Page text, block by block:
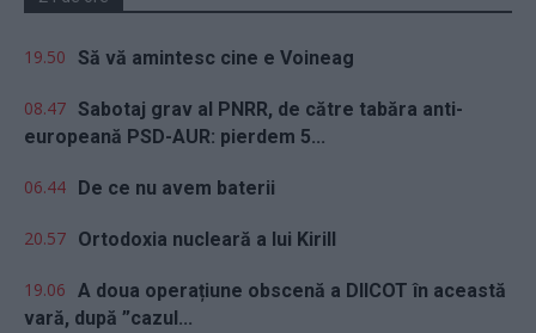
19.50 Să vă amintesc cine e Voineag
08.47 Sabotaj grav al PNRR, de către tabăra anti-
europeană PSD-AUR: pierdem 5...
06.44 De ce nu avem baterii
20.57 Ortodoxia nucleară a lui Kirill
19.06 A doua operațiune obscenă a DIICOT în această
vară, după ”cazul...